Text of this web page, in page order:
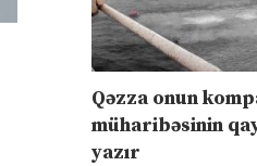
Qəzza onun
müharibəsinin
yazır